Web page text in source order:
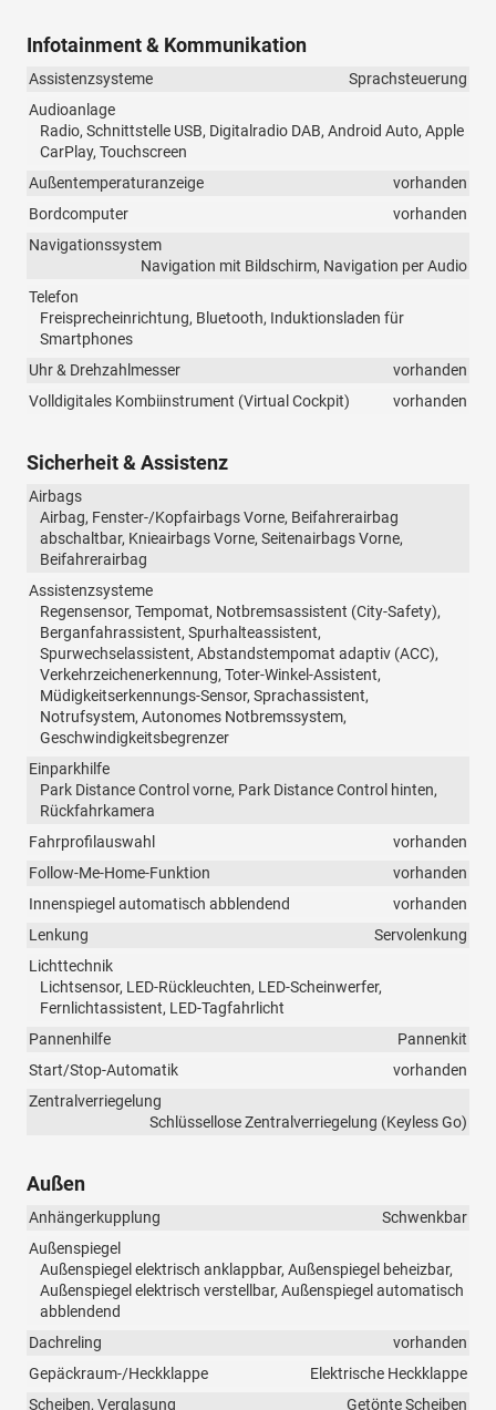
Infotainment & Kommunikation
Assistenzsysteme
Sprachsteuerung
Audioanlage
Radio, Schnittstelle USB, Digitalradio DAB, Android Auto, Apple
CarPlay, Touchscreen
Außentemperaturanzeige
vorhanden
Bordcomputer
vorhanden
Navigationssystem
Navigation mit Bildschirm, Navigation per Audio
Telefon
Freisprecheinrichtung, Bluetooth, Induktionsladen für
Smartphones
Uhr & Drehzahlmesser
vorhanden
Volldigitales Kombiinstrument (Virtual Cockpit)
vorhanden
Sicherheit & Assistenz
Airbags
Airbag, Fenster-/Kopfairbags Vorne, Beifahrerairbag
abschaltbar, Knieairbags Vorne, Seitenairbags Vorne,
Beifahrerairbag
Assistenzsysteme
Regensensor, Tempomat, Notbremsassistent (City-Safety),
Berganfahrassistent, Spurhalteassistent,
Spurwechselassistent, Abstandstempomat adaptiv (ACC),
Verkehrzeichenerkennung, Toter-Winkel-Assistent,
Müdigkeitserkennungs-Sensor, Sprachassistent,
Notrufsystem, Autonomes Notbremssystem,
Geschwindigkeitsbegrenzer
Einparkhilfe
Park Distance Control vorne, Park Distance Control hinten,
Rückfahrkamera
Fahrprofilauswahl
vorhanden
Follow-Me-Home-Funktion
vorhanden
Innenspiegel automatisch abblendend
vorhanden
Lenkung
Servolenkung
Lichttechnik
Lichtsensor, LED-Rückleuchten, LED-Scheinwerfer,
Fernlichtassistent, LED-Tagfahrlicht
Pannenhilfe
Pannenkit
Start/Stop-Automatik
vorhanden
Zentralverriegelung
Schlüssellose Zentralverriegelung (Keyless Go)
Außen
Anhängerkupplung
Schwenkbar
Außenspiegel
Außenspiegel elektrisch anklappbar, Außenspiegel beheizbar,
Außenspiegel elektrisch verstellbar, Außenspiegel automatisch
abblendend
Dachreling
vorhanden
Gepäckraum-/Heckklappe
Elektrische Heckklappe
Scheiben, Verglasung
Getönte Scheiben